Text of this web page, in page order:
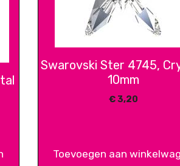
Swarovski Ster 4745,
10mm
€3,20
Toevoegen aan